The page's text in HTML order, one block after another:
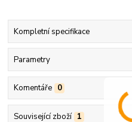
Kompletní specifikace
Parametry
Komentáře 0
Související zboží 1